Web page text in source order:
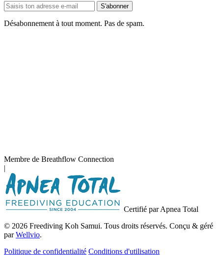
Adresse
e-
mail
S'abonner
Désabonnement à tout moment. Pas de spam.
Membre de Breathflow Connection
|
Certifié par Apnea Total
© 2026 Freediving Koh Samui. Tous droits réservés. Conçu & géré
parWellvio.
Politique de confidentialité Conditions d'utilisation